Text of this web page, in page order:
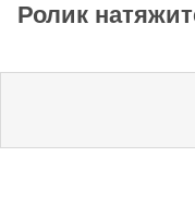
Ролик